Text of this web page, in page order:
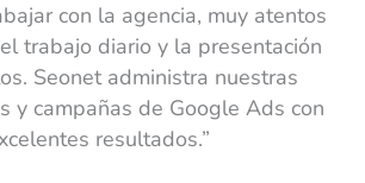
con la agencia, muy atentos
trabajo diario y la presentación
Seonet administra nuestras
y campañas de Google Ads con
resultados.”